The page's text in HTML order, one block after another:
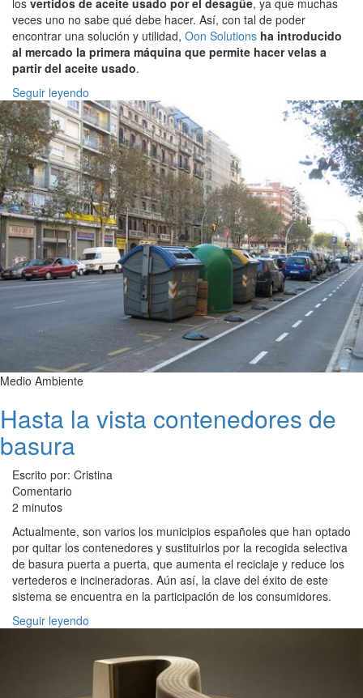
veces uno no sabe qué debe hacer. Así, con tal de poder
encontrar una solución y utilidad, Oon Solutions ha introducido
al mercado la primera máquina que permite hacer velas a
partir del aceite usado.
Seguir leyendo
Medio Ambiente
Hasta la vista contenedores de
basura
Escrito por: Cristina
Comentario
2 minutos
Actualmente, son varios los municipios españoles que han optado
por quitar los contenedores y sustituirlos por la recogida selectiva
de basura puerta a puerta, que aumenta el reciclaje y reduce los
vertederos e incineradoras. Aún así, la clave del éxito de este
sistema se encuentra en la participación de los consumidores.
Seguir leyendo